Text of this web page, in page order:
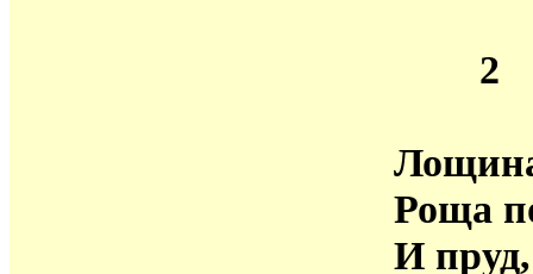
2
Роща
И пруд,